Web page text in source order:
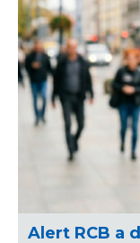
Alert RCB a